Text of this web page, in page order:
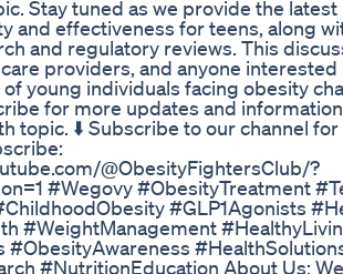
Stay tuned as we provide the
and effectiveness for teens, along
and regulatory reviews. This
providers, and anyone interested
young individuals facing obesity
for more updates and
topic. ⬇️ Subscribe to our channel
@ObesityFightersClub/?
#Wegovy #ObesityTreatment
#GLP1Agonists
#WeightManagement
#ObesityAwareness
#NutritionEducation About Us: